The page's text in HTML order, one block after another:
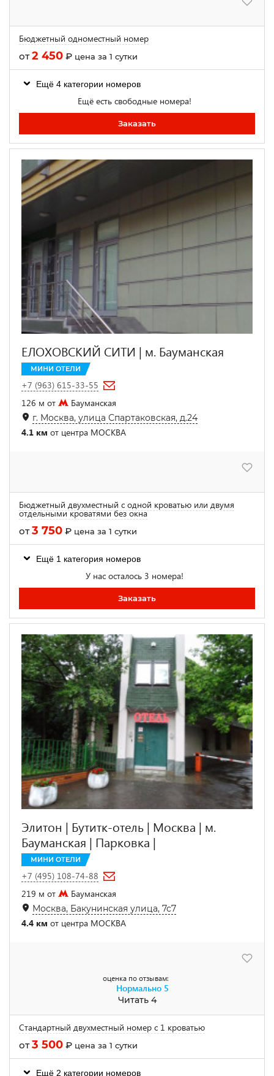
Бюджетный одноместный номер
от2 450 ₽ цена за 1 сутки
Ещё 4 категории номеров
Ещё есть свободные номера!
Заказать
ЕЛОХОВСКИЙ СИТИ | м. Бауманская
МИНИ ОТЕЛИ
+7 (963) 615-33-55
126 м от
Бауманская
г. Москва, улица Спартаковская, д.24
4.1 км от центра МОСКВА
Бюджетный двухместный с одной кроватью или двумя
отдельными кроватями без окна
от3 750 ₽ цена за 1 сутки
Ещё 1 категория номеров
У нас осталось 3 номера!
Заказать
Элитон | Бутитк-отель | Москва | м.
Бауманская | Парковка |
МИНИ ОТЕЛИ
+7 (495) 108-74-88
219 м от
Бауманская
Москва, Бакунинская улица, 7с7
4.4 км от центра МОСКВА
оценка по отзывам:
Нормально 5
Читать 4
Стандартный двухместный номер с 1 кроватью
от3 500 ₽ цена за 1 сутки
Ещё 2 категории номеров